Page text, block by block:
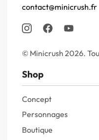
contact@minicrush.fr
© Minicrush 2026.
Shop
Concept
Personnages
Boutique